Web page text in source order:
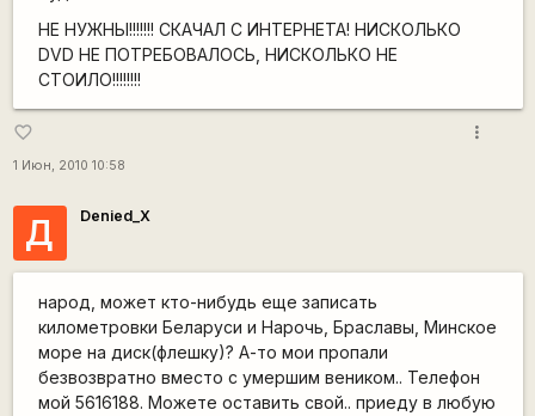
НЕ НУЖНЫ!!!!!!! СКАЧАЛ С ИНТЕРНЕТА! НИСКОЛЬКО
DVD НЕ ПОТРЕБОВАЛОСЬ, НИСКОЛЬКО НЕ
СТОИЛО!!!!!!!!
favorite_border
1 Июн, 2010 10:58
more_vert
Д Denied_X
народ, может кто-нибудь еще записать
километровки Беларуси и Нарочь, Браславы, Минское
море на диск(флешку)? А-то мои пропали
безвозвратно вместо с умершим веником.. Телефон
мой 5616188. Можете оставить свой.. приеду в любую